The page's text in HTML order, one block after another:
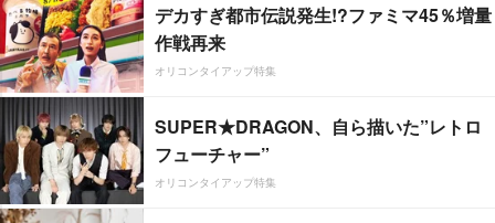
デカすぎ都市伝説発生!?ファミマ45％増量
作戦再来
オリコンタイアップ特集
SUPER★DRAGON、自ら描いた”レトロ
フューチャー”
オリコンタイアップ特集